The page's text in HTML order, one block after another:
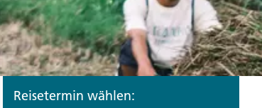
Reisetermin wählen: